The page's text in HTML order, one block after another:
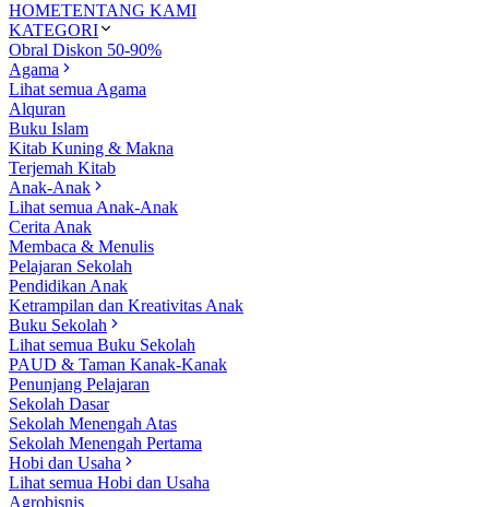
HOMETENTANG KAMI
KATEGORI
Obral Diskon 50-90%
Agama
Lihat semua Agama
Alquran
Buku Islam
Kitab Kuning & Makna
Terjemah Kitab
Anak-Anak
Lihat semua Anak-Anak
Cerita Anak
Membaca & Menulis
Pelajaran Sekolah
Pendidikan Anak
Ketrampilan dan Kreativitas Anak
Buku Sekolah
Lihat semua Buku Sekolah
PAUD & Taman Kanak-Kanak
Penunjang Pelajaran
Sekolah Dasar
Sekolah Menengah Atas
Sekolah Menengah Pertama
Hobi dan Usaha
Lihat semua Hobi dan Usaha
Agrobisnis